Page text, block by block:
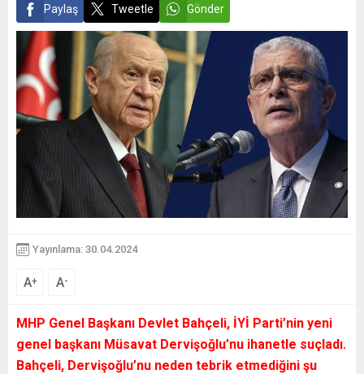
Paylaş Tweetle Gönder
Yayınlama: 30.04.2024
A+ A-
MHP Genel Başkanı Devlet Bahçeli, İYİ Parti’nin yeni
genel başkanı Müsavat Dervişoğlu’nu ihanetle suçladı.
Bahçeli, Dervişoğlu’nu neden tebrik etmediğini şu